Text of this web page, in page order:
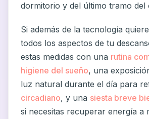
dormitorio y del último tramo del
Si además de la tecnología
todos los aspectos de tu
estas medidas con una rutina
higiene del sueño, una
luz natural durante el día para
circadiano, y una siesta breve
si necesitas recuperar energía a